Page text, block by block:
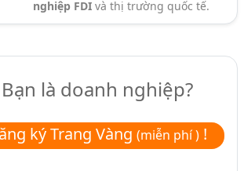
nghiệp FDI và thị trường quốc tế.
Bạn là doanh nghiệp?
ký Trang Vàng(miễn phí ) !